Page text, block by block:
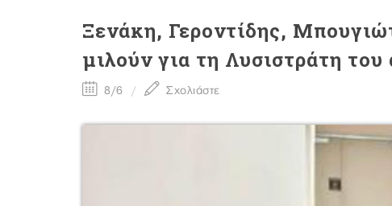
Ξενάκη, Γεροντίδης,
μιλούν για τη Λυσιστράτη
8/6 Σχολιάστε